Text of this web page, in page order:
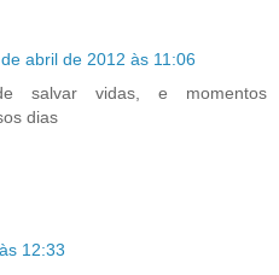
abril de 2012 às 11:06
salvar vidas, e momentos
dias
12:33